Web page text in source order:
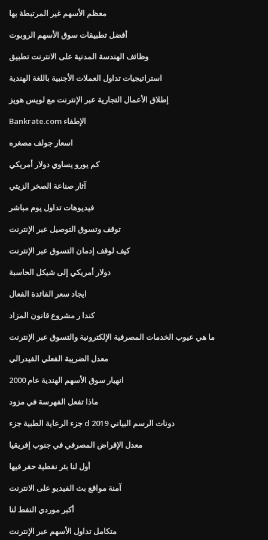
معظم الأسهم غير المرتبطة بها
أفضل تطبيقات سوق الأسهم الروبوت
وظائف الهندسة المدنية على الانترنت تطبيق
استراتيجيات تداول العملات الأجنبية باللغة الهندية
إطلاق الأعمال التجارية عبر الإنترنت مع لويس هويز
Bankrate.com الإطفاء
اسعار جولف مصغره
كم يورو يساوي دولار أمريكي
آثار صناعة الصخر الزيتي
فيديوهات تداول يوم مباشر
توقف وتسوق التوصيل عبر الإنترنت
كيف لوقف إدمان التسوق عبر الإنترنت
دولار أمريكي إلى شيكل الحاسبة
ايجاد سعر الفائدة الفعال
كندا ر مشروع قانون المزاد
ما هي عيوب الخدمات المصرفية الإلكترونية والتسوق عبر الإنترنت
معدل الضريبة الفعلي الفيدرالي
انهيار سوق الأسهم الهندية عام 2000
ماذا تفعل الفهرسة في مزود
جزء الرعاية الطبية جزء d دونات الرسم البياني 2019
معدل الإقراض المصرفي في جنوب إفريقيا
أول لنا بئر نفطية حفر فيها
آمنة مواقع بث الفيديو على الانترنت
أكبر موردي النفط لنا
متكامل تداول الأسهم عبر الإنترنت